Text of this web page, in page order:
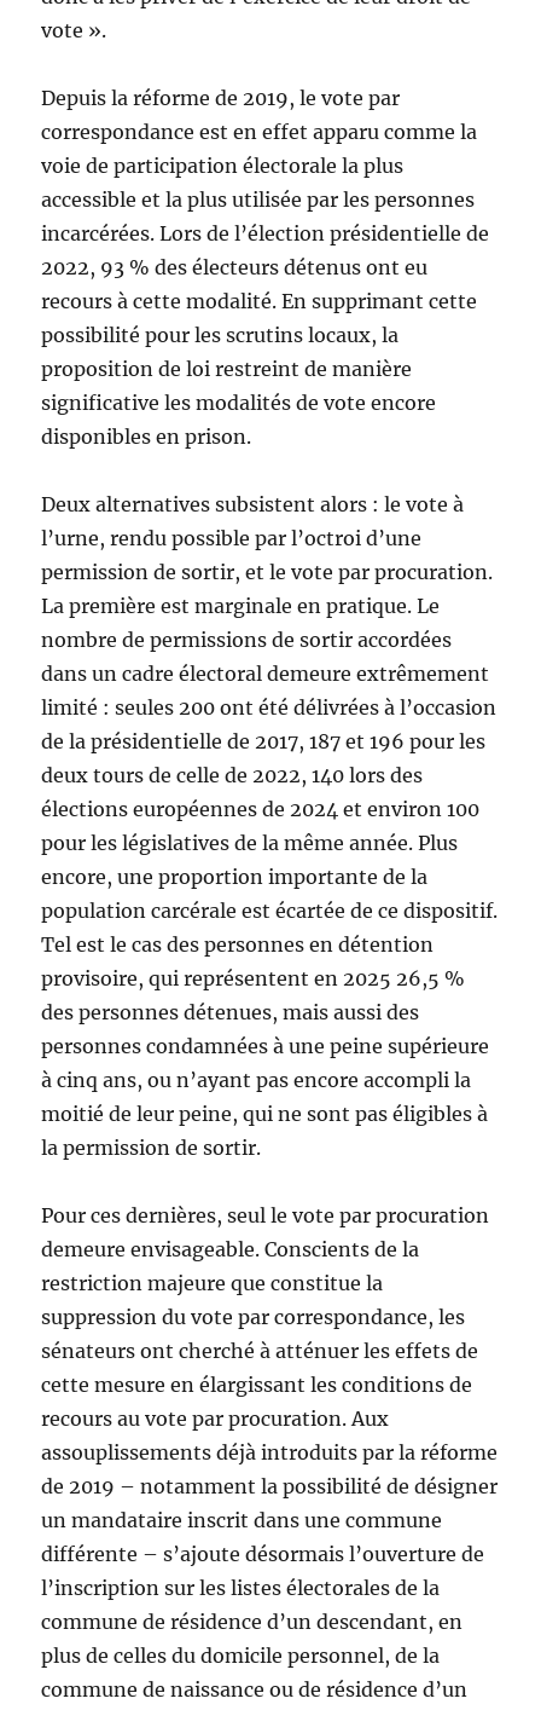
vote ».
Depuis la réforme de 2019, le vote par
correspondance est en effet apparu comme la
voie de participation électorale la plus
accessible et la plus utilisée par les personnes
incarcérées. Lors de l’élection présidentielle de
2022, 93 % des électeurs détenus ont eu
recours à cette modalité. En supprimant cette
possibilité pour les scrutins locaux, la
proposition de loi restreint de manière
significative les modalités de vote encore
disponibles en prison.
Deux alternatives subsistent alors : le vote à
l’urne, rendu possible par l’octroi d’une
permission de sortir, et le vote par procuration.
La première est marginale en pratique. Le
nombre de permissions de sortir accordées
dans un cadre électoral demeure extrêmement
limité : seules 200 ont été délivrées à l’occasion
de la présidentielle de 2017, 187 et 196 pour les
deux tours de celle de 2022, 140 lors des
élections européennes de 2024 et environ 100
pour les législatives de la même année. Plus
encore, une proportion importante de la
population carcérale est écartée de ce dispositif.
Tel est le cas des personnes en détention
provisoire, qui représentent en 2025 26,5 %
des personnes détenues, mais aussi des
personnes condamnées à une peine supérieure
à cinq ans, ou n’ayant pas encore accompli la
moitié de leur peine, qui ne sont pas éligibles à
la permission de sortir.
Pour ces dernières, seul le vote par procuration
demeure envisageable. Conscients de la
restriction majeure que constitue la
suppression du vote par correspondance, les
sénateurs ont cherché à atténuer les effets de
cette mesure en élargissant les conditions de
recours au vote par procuration. Aux
assouplissements déjà introduits par la réforme
de 2019 – notamment la possibilité de désigner
un mandataire inscrit dans une commune
différente – s’ajoute désormais l’ouverture de
l’inscription sur les listes électorales de la
commune de résidence d’un descendant, en
plus de celles du domicile personnel, de la
commune de naissance ou de résidence d’un